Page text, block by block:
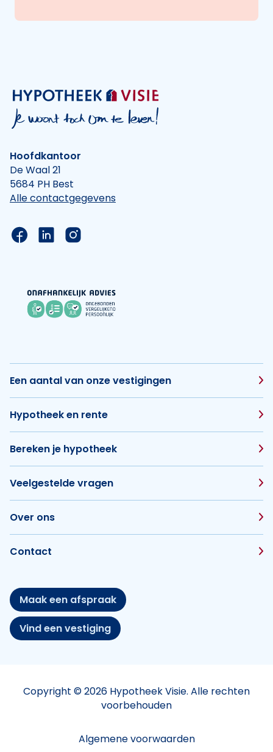
Hoofdkantoor
De Waal 21
5684 PH Best
Alle contactgegevens
Link naar de Facebook pagina van Hypotheek
Link naar de LinkedIn pagina van
Link naar de Instagram pagina van
Een aantal van onze vestigingen
Hypotheek en rente
Bereken je hypotheek
Veelgestelde vragen
Over ons
Contact
Maak een afspraak
Vind een vestiging
Copyright © 2026 Hypotheek Visie. Alle rechten
voorbehouden
Algemene voorwaarden